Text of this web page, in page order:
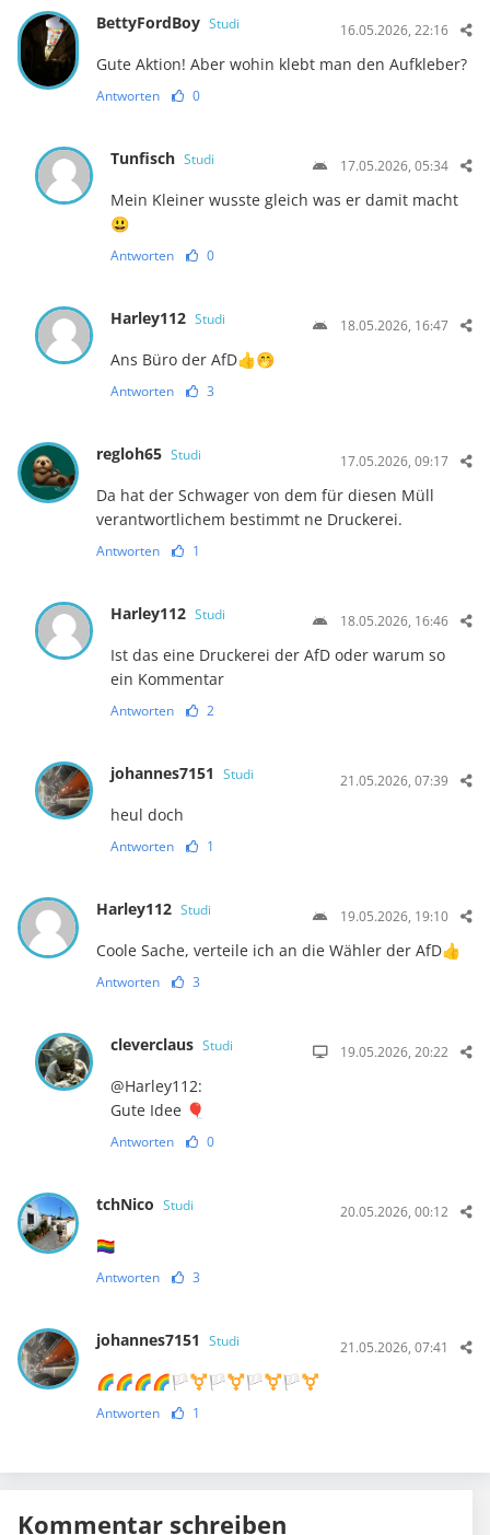
BettyFordBoy Studi 16.05.2026, 22:16
Gute Aktion! Aber wohin klebt man den Aufkleber?
Antworten 0
Tunfisch Studi 17.05.2026, 05:34
Mein Kleiner wusste gleich was er damit macht
😃
Antworten 0
Harley112 Studi 18.05.2026, 16:47
Ans Büro der AfD👍🤭
Antworten 3
regloh65 Studi 17.05.2026, 09:17
Da hat der Schwager von dem für diesen Müll
verantwortlichem bestimmt ne Druckerei.
Antworten 1
Harley112 Studi 18.05.2026, 16:46
Ist das eine Druckerei der AfD oder warum so
ein Kommentar
Antworten 2
johannes7151 Studi 21.05.2026, 07:39
heul doch
Antworten 1
Harley112 Studi 19.05.2026, 19:10
Coole Sache, verteile ich an die Wähler der AfD👍
Antworten 3
cleverclaus Studi 19.05.2026, 20:22
@Harley112:
Gute Idee 🎈
Antworten 0
tchNico Studi 20.05.2026, 00:12
🏳️‍🌈
Antworten 3
johannes7151 Studi 21.05.2026, 07:41
🌈🌈🌈🌈🏳️‍⚧️🏳️‍⚧️🏳️‍⚧️🏳️‍⚧️
Antworten 1
Kommentar schreiben